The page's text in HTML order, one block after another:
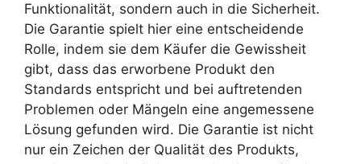
Funktionalität, sondern auch in die Sicherheit.
Die Garantie spielt hier eine entscheidende
Rolle, indem sie dem Käufer die Gewissheit
gibt, dass das erworbene Produkt den
Standards entspricht und bei auftretenden
Problemen oder Mängeln eine angemessene
Lösung gefunden wird. Die Garantie ist nicht
nur ein Zeichen der Qualität des Produkts,